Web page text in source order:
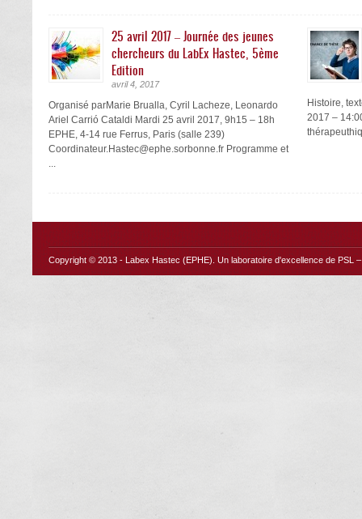
25 avril 2017 – Journée des jeunes
chercheurs du LabEx Hastec, 5ème
Edition
avril 4, 2017
Organisé parMarie Brualla, Cyril Lacheze, Leonardo
Ariel Carrió Cataldi Mardi 25 avril 2017, 9h15 – 18h
EPHE, 4-14 rue Ferrus, Paris (salle 239)
Coordinateur.Hastec@ephe.sorbonne.fr Programme et
...
Histoire,
2017 –
Copyright © 2013 - Labex Hastec (EPHE) . Un laboratoire d'excellence de